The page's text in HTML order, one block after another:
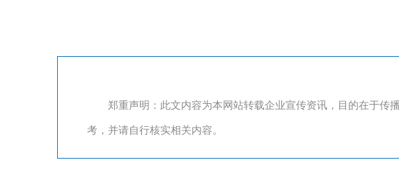
郑重声明：此文内容为本网站转载企业宣传资讯，目的在于传
考，并请自行核实相关内容。